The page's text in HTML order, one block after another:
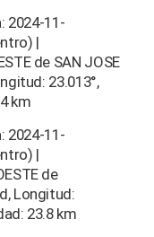
2024-11-
|
de SAN JOSE
23.013°,
km
2024-11-
|
de
Longitud:
23.8 km